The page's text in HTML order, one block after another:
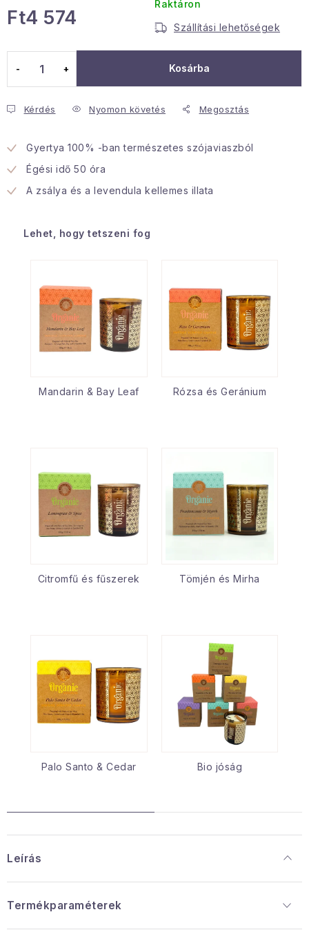
Januári akció
Hogyan kell panaszkodni / visszaadni az áruka
Érintkezés
Rólunk
Ft4 574
Raktáron
Szállítási lehetőségek
Kosárba
Kérdés Nyomon követés Megosztás
Gyertya 100% -ban természetes szójaviaszból
Égési idő 50 óra
A zsálya és a levendula kellemes illata
Lehet, hogy tetszeni fog
Mandarin & Bay Leaf Rózsa és Geránium
Citromfű és fűszerek Tömjén és Mirha
Palo Santo & Cedar Bio jóság
Leírás
Termékparaméterek